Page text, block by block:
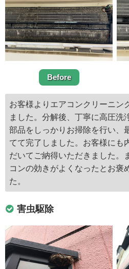
Before
お客様よりエアコンクリーニン
ました。分解後、丁寧に高圧洗
部品をしっかりお掃除を行い、
てて完了しました。お客様にも
だいてご納得いただきました。
コンの効きがよくなったとお褒
た。
害虫駆除